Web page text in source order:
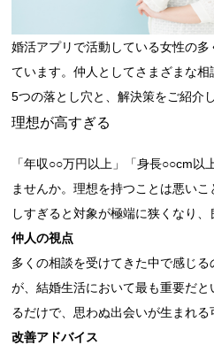
婚活アプリで活動している女性の
ています。仲人としてさまざまな
5つの落とし穴と、解決策をご紹介し
理想が高すぎる
「年収○○万円以上」「身長○○cm
ませんか。理想を持つことは悪い
しすぎると対象が極端に狭くなり、
仲人の視点
多くの相談を受けてきた中で感じ
が、結婚生活において最も重要だ
るだけで、思わぬ出会いが生まれる
改善アドバイス